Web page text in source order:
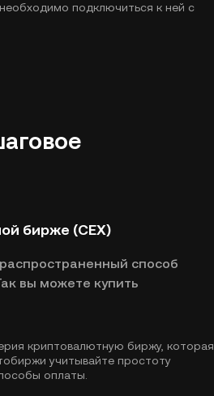
подключиться к ней с
бирже (CEX)
способ
вы можете купить
криптовалютную биржу, которая
учитывайте простоту
оплаты.